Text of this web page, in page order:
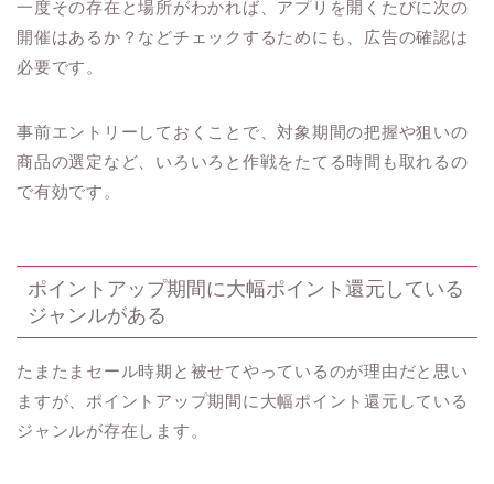
一度その存在と場所がわかれば、アプリを開くたびに次の
開催はあるか？などチェックするためにも、広告の確認は
必要です。
事前エントリーしておくことで、対象期間の把握や狙いの
商品の選定など、いろいろと作戦をたてる時間も取れるの
で有効です。
ポイントアップ期間に大幅ポイント還元している
ジャンルがある
たまたまセール時期と被せてやっているのが理由だと思い
ますが、ポイントアップ期間に大幅ポイント還元している
ジャンルが存在します。